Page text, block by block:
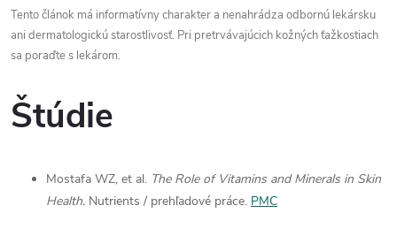
Tento článok má informatívny charakter a nenahrádza odbornú lekársku
ani dermatologickú starostlivosť. Pri pretrvávajúcich kožných ťažkostiach
sa poraďte s lekárom.
Štúdie
Mostafa WZ, et al. The Role of Vitamins and Minerals in Skin
Health. Nutrients / prehľadové práce. PMC